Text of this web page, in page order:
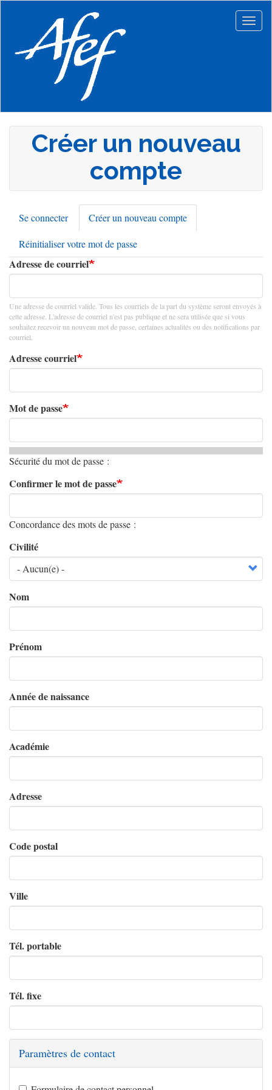
principal
Créer un nouveau
compte
Onglets
principaux
Se connecter Créer un nouveau compte
actif)
Réinitialiser votre mot de passe
Adresse de courriel
Une adresse de courriel valide. Tous les courriels de la part du système seront envoyés à
cette adresse. L'adresse de courriel n'est pas publique et ne sera utilisée que si vous
souhaitez recevoir un nouveau mot de passe, certaines actualités ou des notifications par
courriel.
Adresse courriel
Mot de passe
Sécurité du mot de passe :
Confirmer le mot de passe
Concordance des mots de passe :
Civilité
Nom
Prénom
Année de naissance
Académie
Adresse
Code postal
Ville
Tél. portable
Tél. fixe
Paramètres de contact